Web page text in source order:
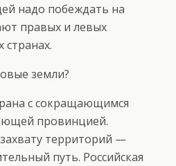
надо побеждать на
правых и левых
странах.
земли?
с сокращающимся
провинцией.
территорий —
путь. Российская